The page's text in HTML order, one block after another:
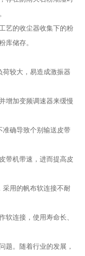
的收尘器收集下的粉
库储存。
较大，易造成激振器
加变频调速器来缓慢
确导致个别输送皮带
机带速，进而提高皮
用的帆布软连接不耐
连接，使用寿命长、
。随着行业的发展，